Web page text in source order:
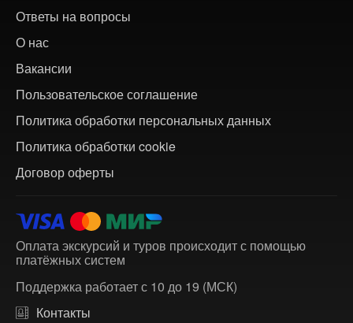
Ответы на вопросы
О нас
Вакансии
Пользовательское соглашение
Политика обработки персональных данных
Политика обработки cookie
Договор оферты
Оплата экскурсий и туров происходит с помощью
платёжных систем
Поддержка работает с 10 до 19 (МСК)
Контакты